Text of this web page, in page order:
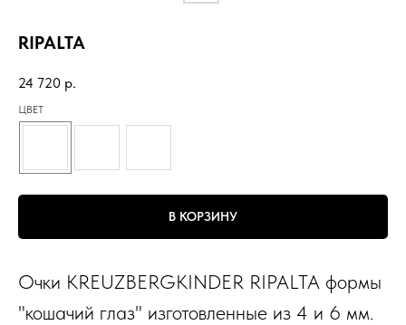
RIPALTA
24 720 р.
ЦВЕТ
В КОРЗИНУ
Очки KREUZBERGKINDER RIPALTA формы
"кошачий глаз" изготовленные из 4 и 6 мм.